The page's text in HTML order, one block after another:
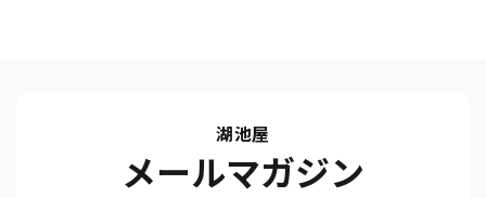
湖池屋
メールマガジン